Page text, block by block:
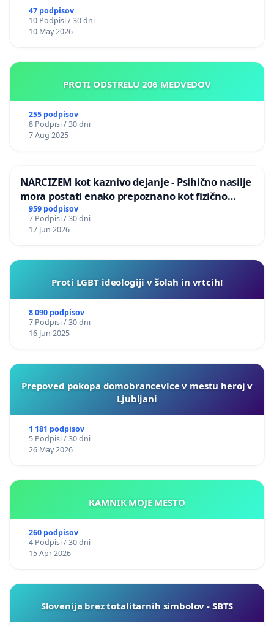
47 podpisov
10 Podpisi / 30 dni
10 May 2026
PROTI ODSTRELU 206 MEDVEDOV
255 podpisov
8 Podpisi / 30 dni
7 Aug 2025
NARCIZEM kot kaznivo dejanje - Psihično nasilje
mora postati enako prepoznano kot fizično
nasilje
959 podpisov
7 Podpisi / 30 dni
17 Jun 2026
Proti LGBT ideologiji v šolah in vrtcih!
8 090 podpisov
7 Podpisi / 30 dni
16 Jun 2025
Prepoved pokopa domobrancevlce v mestu heroj v
Ljubljani
1 181 podpisov
5 Podpisi / 30 dni
26 May 2026
KAMNIK MOJE MESTO
260 podpisov
4 Podpisi / 30 dni
15 Apr 2026
Slovenija brez totalitarnih simbolov - SBTS